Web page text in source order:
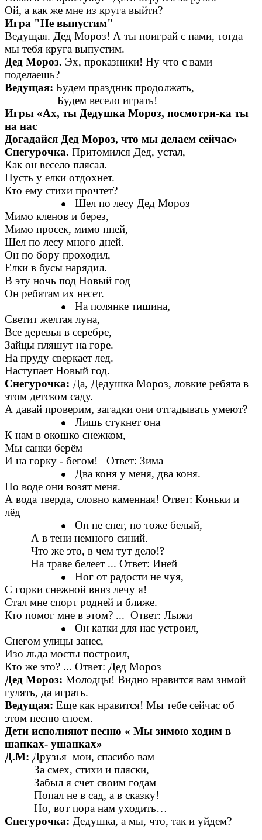
Ой, а как же мне из круга выйти?
Игра "Не выпустим"
Ведущая. Дед Мороз! А ты поиграй с нами, тогда
мы тебя круга выпустим.
Дед Мороз. Эх, проказники! Ну что с вами
поделаешь?
Ведущая: Будем праздник продолжать,
Будем весело играть!
Игры «Ах, ты Дедушка Мороз, посмотри-ка ты
на нас
Догадайся Дед Мороз, что мы делаем сейчас»
Снегурочка. Притомился Дед, устал,
Как он весело плясал.
Пусть у елки отдохнет.
Кто ему стихи прочтет?
Шел по лесу Дед Мороз
Мимо кленов и берез,
Мимо просек, мимо пней,
Шел по лесу много дней.
Он по бору проходил,
Елки в бусы нарядил.
В эту ночь под Новый год
Он ребятам их несет.
На полянке тишина,
Светит желтая луна,
Все деревья в серебре,
Зайцы пляшут на горе.
На пруду сверкает лед.
Наступает Новый год.
Снегурочка: Да, Дедушка Мороз, ловкие ребята в
этом детском саду.
А давай проверим, загадки они отгадывать умеют?
Лишь стукнет она
К нам в окошко снежком,
Мы санки берём
И на горку - бегом! Ответ: Зима
Два коня у меня, два коня.
По воде они возят меня.
А вода тверда, словно каменная! Ответ: Коньки и
лёд
Он не снег, но тоже белый,
А в тени немного синий.
Что же это, в чем тут дело!?
На траве белеет ... Ответ: Иней
Ног от радости не чуя,
С горки снежной вниз лечу я!
Стал мне спорт родней и ближе.
Кто помог мне в этом? ... Ответ: Лыжи
Он катки для нас устроил,
Снегом улицы занес,
Изо льда мосты построил,
Кто же это? ... Ответ: Дед Мороз
Дед Мороз: Молодцы! Видно нравится вам зимой
гулять, да играть.
Ведущая: Еще как нравится! Мы тебе сейчас об
этом песню споем.
Дети исполняют песню « Мы зимою ходим в
шапках- ушанках»
Д.М: Друзья мои, спасибо вам
За смех, стихи и пляски,
Забыл я счет своим годам
Попал не в сад, а в сказку!
Но, вот пора нам уходить…
Снегурочка: Дедушка, а мы, что, так и уйдем?